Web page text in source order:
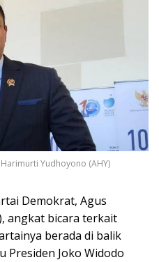
Yudhoyono (AHY)
Demokrat, Agus
angkat bicara terkait
berada di balik
Presiden Joko Widodo